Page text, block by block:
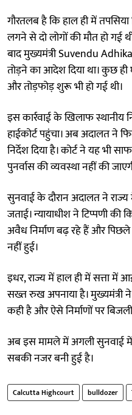
गौरतलब है कि हाल ही में
लगने से दो लोगों की मौत हो
बाद मुख्यमंत्री Suvendu
तोड़ने का आदेश दिया था। कुछ
और तोड़फोड़ शुरू भी हो गई थी।
इस कार्रवाई के खिलाफ स्थानीय
हाईकोर्ट पहुंचा। अब अदालत ने
निर्देश दिया है। कोर्ट ने यह भी
पुनर्वास की व्यवस्था नहीं की
सुनवाई के दौरान अदालत ने
जताई। न्यायाधीश ने टिप्पणी
अवैध निर्माण बढ़ रहे हैं और पिछले
नहीं हुई।
इधर, राज्य में हाल ही में सत्ता
सख्त रुख अपनाया है। मुख्यमंत्री ने
कही है और ऐसे निर्माणों पर
अब इस मामले में अगली सुनवाई
सबकी नजर बनी हुई है।
Calcutta Highcourt bulldozer